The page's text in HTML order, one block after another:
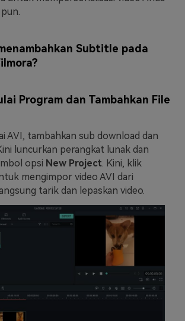
Subtitle pada
Program dan Tambahkan File
AVI, tambahkan sub download dan
luncurkan perangkat lunak dan
opsi New Project. Kini, klik
mengimpor video AVI dari
tarik dan lepaskan video.